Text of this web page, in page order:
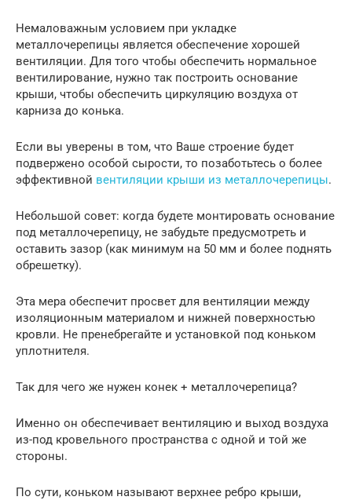
Немаловажным условием при укладке
металлочерепицы является обеспечение хорошей
вентиляции. Для того чтобы обеспечить нормальное
вентилирование, нужно так построить основание
крыши, чтобы обеспечить циркуляцию воздуха от
карниза до конька.
Если вы уверены в том, что Ваше строение будет
подвержено особой сырости, то позаботьтесь о более
эффективной вентиляции крыши из металлочерепицы.
Небольшой совет: когда будете монтировать основание
под металлочерепицу, не забудьте предусмотреть и
оставить зазор (как минимум на 50 мм и более поднять
обрешетку).
Эта мера обеспечит просвет для вентиляции между
изоляционным материалом и нижней поверхностью
кровли. Не пренебрегайте и установкой под коньком
уплотнителя.
Так для чего же нужен конек + металлочерепица?
Именно он обеспечивает вентиляцию и выход воздуха
из-под кровельного пространства с одной и той же
стороны.
По сути, коньком называют верхнее ребро крыши,